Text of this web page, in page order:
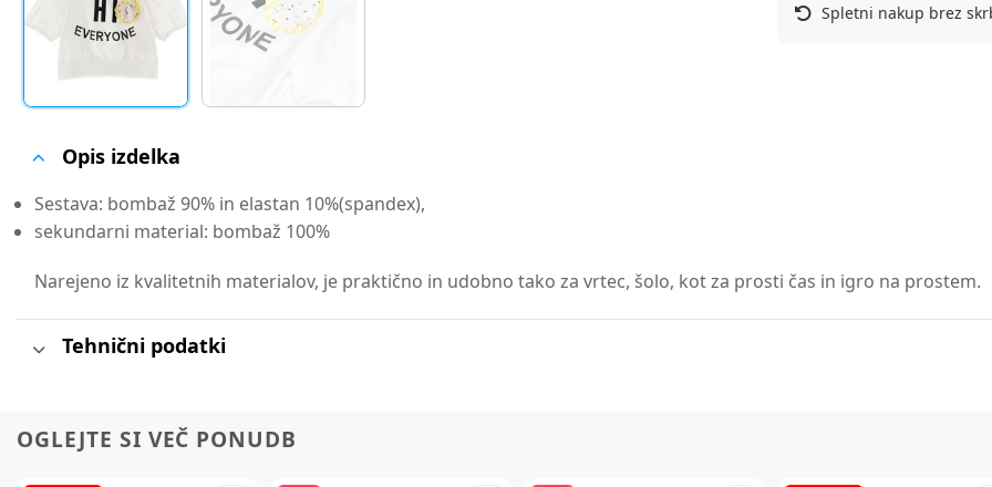
Spletni nakup brez
Opis izdelka
Sestava: bombaž 90% in elastan 10%(spandex),
sekundarni material: bombaž 100%
Narejeno iz kvalitetnih materialov, je praktično in udobno tako za vrtec, šolo, kot za prosti čas in igro na prostem.
Tehnični podatki
OGLEJTE SI VEČ PONUDB